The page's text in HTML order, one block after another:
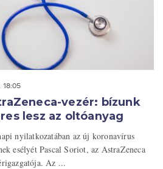
18:05
vezér: bízunk
lesz az oltóanyag
nyilatkozatában az új koronavírus
esélyét Pascal Soriot, az AstraZeneca
Az ...